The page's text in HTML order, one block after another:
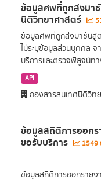
ข้อมูลศพที่ถูกส่งมา
นิติวิทยาศาสตร์
ข้อมูลศพที่ถูกส่งมาชันสู
ไม่ระบุข้อมูลส่วนบุคคล
บริการและตรวจพิสูจน์ท
API
กองสารสนเทศนิติวิท
ข้อมูลสถิติการออก
ขอรับบริการ 1549
ข้อมูลสถิติการออกราย